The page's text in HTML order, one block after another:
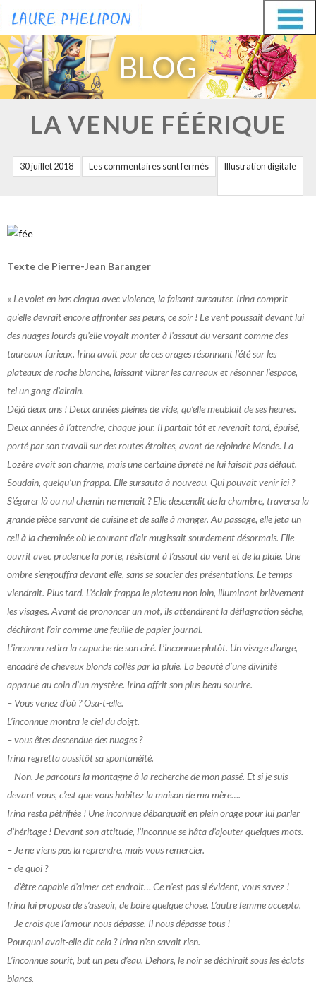
Aller
au
contenu
Aller
au
contenu
BLOG
LA VENUE FÉÉRIQUE
30 juillet 2018 Les commentaires sont fermés Illustration digitale
Texte de Pierre-Jean Baranger
« Le volet en bas claqua avec violence, la faisant sursauter. Irina comprit
qu’elle devrait encore affronter ses peurs, ce soir ! Le vent poussait devant lui
des nuages lourds qu’elle voyait monter à l’assaut du versant comme des
taureaux furieux. Irina avait peur de ces orages résonnant l’été sur les
plateaux de roche blanche, laissant vibrer les carreaux et résonner l’espace,
telun gong d’airain.
Déjà deux ans ! Deux années pleines de vide, qu’elle meublait de ses heures.
Deux années à l’attendre, chaque jour. Il partait tôt et revenait tard, épuisé,
porté par son travail sur des routes étroites, avant de rejoindre Mende. La
Lozère avait son charme, mais une certaine âpreté ne lui faisait pas défaut.
Soudain, quelqu’un frappa. Elle sursauta à nouveau. Qui pouvait venir ici ?
S’égarer là ou nul chemin ne menait ? Elle descendit de la chambre, traversa la
grande pièce servant de cuisine et de salle à manger. Au passage, elle jeta un
œil à la cheminée où le courant d’air mugissait sourdement désormais. Elle
ouvrit avec prudence la porte, résistant à l’assaut du vent et de la pluie. Une
ombre s’engouffra devant elle, sans se soucier des présentations. Le temps
viendrait. Plus tard. L’éclair frappa le plateau non loin, illuminant brièvement
les visages. Avant de prononcer un mot, ils attendirent la déflagration sèche,
déchirant l’air comme une feuille de papier journal.
L’inconnu retira la capuche de son ciré. L’inconnue plutôt. Un visage d’ange,
encadré de cheveux blonds collés par la pluie. La beauté d’une divinité
apparue au coin d’un mystère. Irina offrit son plus beau sourire.
– Vous venez d’où ? Osa-t-elle.
L’inconnue montra le ciel du doigt.
– vous êtes descendue des nuages ?
Irina regretta aussitôt sa spontanéité.
– Non. Je parcours la montagne à la recherche de mon passé. Et si je suis
devant vous, c’est que vous habitez la maison de ma mère….
Irina resta pétrifiée ! Une inconnue débarquait en plein orage pour lui parler
d’héritage ! Devant son attitude, l’inconnue se hâta d’ajouter quelques mots.
– Je ne viens pas la reprendre, mais vous remercier.
– de quoi ?
– d’être capable d’aimer cet endroit… Ce n’est pas si évident, vous savez !
Irina lui proposa de s’asseoir, de boire quelque chose. L’autre femme accepta.
– Je crois que l’amour nous dépasse. Il nous dépasse tous !
Pourquoi avait-elle dit cela ? Irina n’en savait rien.
L’inconnue sourit, but un peu d’eau. Dehors, le noir se déchirait sous les éclats
blancs.